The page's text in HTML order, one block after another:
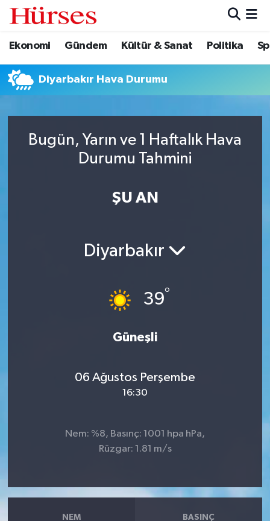
Ekonomi Gündem Kültür & Sanat Politika
Diyarbakır Hava Durumu
Bugün, Yarın ve 1 Haftalık Hava
Durumu Tahmini
ŞU AN
Diyarbakır
39°
Güneşli
06 Ağustos Perşembe
16:30
Nem: %8, Basınç: 1001 hpa hPa,
Rüzgar: 1.81 m/s
NEM BASINÇ
Ekonomi
Gündem
Politika
Hava Durumu
Trafik Durumu
Tüm Manşetler